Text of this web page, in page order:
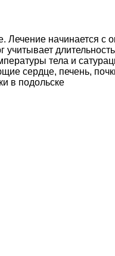
начинается с
тела и
сердце, печень,
в подольске